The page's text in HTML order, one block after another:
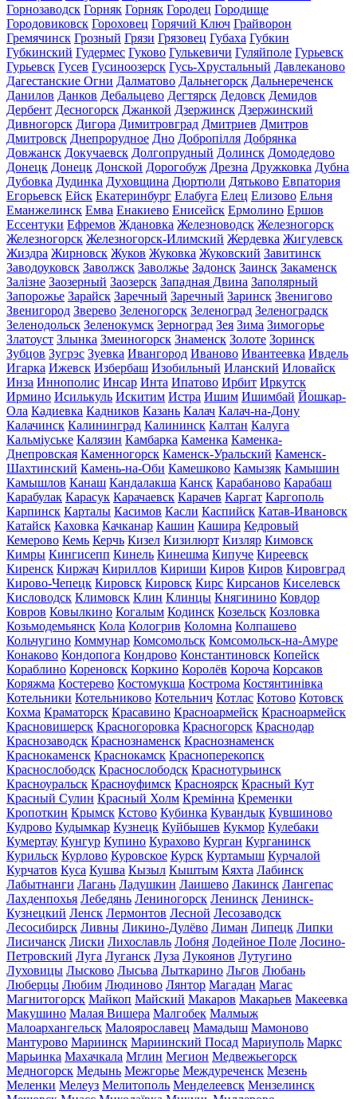
Горнозаводск Горняк Горняк Городец Городище
Городовиковск Гороховец Горячий Ключ Грайворон
Гремячинск Грозный Грязи Грязовец Губаха Губкин
Губкинский Гудермес Гуково Гулькевичи Гуляйполе Гурьевск
Гурьевск Гусев Гусиноозерск Гусь-Хрустальный Давлеканово
Дагестанские Огни Далматово Дальнегорск Дальнереченск
Данилов Данков Дебальцево Дегтярск Дедовск Демидов
Дербент Десногорск Джанкой Дзержинск Дзержинский
Дивногорск Дигора Димитровград Дмитриев Дмитров
Дмитровск Днепрорудное Дно Добропілля Добрянка
Довжанск Докучаевск Долгопрудный Долинск Домодедово
Донецк Донецк Донской Дорогобуж Дрезна Дружковка Дубна
Дубовка Дудинка Духовщина Дюртюли Дятьково Евпатория
Егорьевск Ейск Екатеринбург Елабуга Елец Елизово Ельня
Еманжелинск Емва Енакиево Енисейск Ермолино Ершов
Ессентуки Ефремов Ждановка Железноводск Железногорск
Железногорск Железногорск-Илимский Жердевка Жигулевск
Жиздра Жирновск Жуков Жуковка Жуковский Завитинск
Заводоуковск Заволжск Заволжье Задонск Заинск Закаменск
Залізне Заозерный Заозерск Западная Двина Заполярный
Запорожье Зарайск Заречный Заречный Заринск Звенигово
Звенигород Зверево Зеленогорск Зеленоград Зеленоградск
Зеленодольск Зеленокумск Зерноград Зея Зима Зимогорье
Златоуст Злынка Змеиногорск Знаменск Золоте Зоринск
Зубцов Зугрэс Зуевка Ивангород Иваново Ивантеевка Ивдель
Игарка Ижевск Избербаш Изобильный Иланский Иловайск
Инза Иннополис Инсар Инта Ипатово Ирбит Иркутск
Ирмино Исилькуль Искитим Истра Ишим Ишимбай Йошкар-
Ола Кадиевка Кадников Казань Калач Калач-на-Дону
Калачинск Калининград Калининск Калтан Калуга
Кальміуське Калязин Камбарка Каменка Каменка-
Днепровская Каменногорск Каменск-Уральский Каменск-
Шахтинский Камень-на-Оби Камешково Камызяк Камышин
Камышлов Канаш Кандалакша Канск Карабаново Карабаш
Карабулак Карасук Карачаевск Карачев Каргат Каргополь
Карпинск Карталы Касимов Касли Каспийск Катав-Ивановск
Катайск Каховка Качканар Кашин Кашира Кедровый
Кемерово Кемь Керчь Кизел Кизилюрт Кизляр Кимовск
Кимры Кингисепп Кинель Кинешма Кипуче Киреевск
Киренск Киржач Кириллов Кириши Киров Киров Кировград
Кирово-Чепецк Кировск Кировск Кирс Кирсанов Киселевск
Кисловодск Климовск Клин Клинцы Княгинино Ковдор
Ковров Ковылкино Когалым Кодинск Козельск Козловка
Козьмодемьянск Кола Кологрив Коломна Колпашево
Кольчугино Коммунар Комсомольск Комсомольск-на-Амуре
Конаково Кондопога Кондрово Константиновск Копейск
Кораблино Кореновск Коркино Королёв Короча Корсаков
Коряжма Костерево Костомукша Кострома Костянтинівка
Котельники Котельниково Котельнич Котлас Котово Котовск
Кохма Краматорск Красавино Красноармейск Красноармейск
Красновишерск Красногоровка Красногорск Краснодар
Краснозаводск Краснознаменск Краснознаменск
Краснокаменск Краснокамск Красноперекопск
Краснослободск Краснослободск Краснотурьинск
Красноуральск Красноуфимск Красноярск Красный Кут
Красный Сулин Красный Холм Кремінна Кременки
Кропоткин Крымск Кстово Кубинка Кувандык Кувшиново
Кудрово Кудымкар Кузнецк Куйбышев Кукмор Кулебаки
Кумертау Кунгур Купино Курахово Курган Курганинск
Курильск Курлово Куровское Курск Куртамыш Курчалой
Курчатов Куса Кушва Кызыл Кыштым Кяхта Лабинск
Лабытнанги Лагань Ладушкин Лаишево Лакинск Лангепас
Лахденпохья Лебедянь Лениногорск Ленинск Ленинск-
Кузнецкий Ленск Лермонтов Лесной Лесозаводск
Лесосибирск Ливны Ликино-Дулёво Лиман Липецк Липки
Лисичанск Лиски Лихославль Лобня Лодейное Поле Лосино-
Петровский Луга Луганск Луза Лукоянов Лутугино
Луховицы Лысково Лысьва Лыткарино Льгов Любань
Люберцы Любим Людиново Лянтор Магадан Магас
Магнитогорск Майкоп Майский Макаров Макарьев Макеевка
Макушино Малая Вишера Малгобек Малмыж
Малоархангельск Малоярославец Мамадыш Мамоново
Мантурово Мариинск Мариинский Посад Мариуполь Маркс
Марьинка Махачкала Мглин Мегион Медвежьегорск
Медногорск Медынь Межгорье Междуреченск Мезень
Меленки Мелеуз Мелитополь Менделеевск Мензелинск